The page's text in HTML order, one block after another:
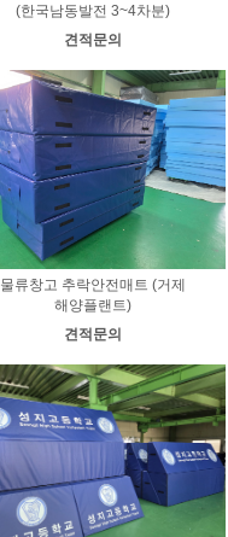
(한국남동발전 3~4차분)
견적문의
물류창고 추락안전매트 (거제
해양플랜트)
견적문의